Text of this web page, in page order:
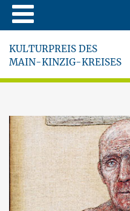
KULTURPREIS DES
MAIN-KINZIG-KREISES